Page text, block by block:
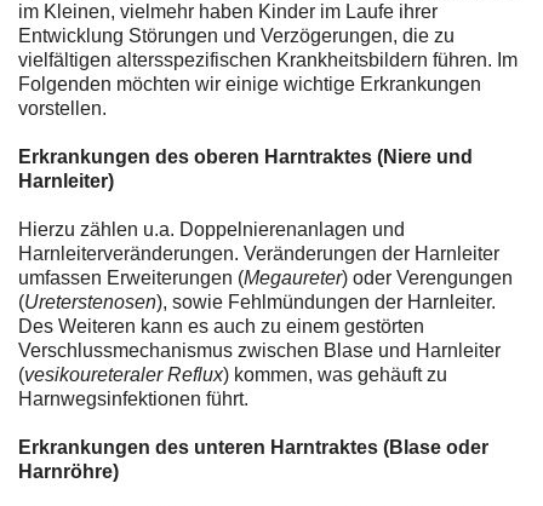
im Kleinen, vielmehr haben Kinder im Laufe ihrer
Entwicklung Störungen und Verzögerungen, die zu
vielfältigen altersspezifischen Krankheitsbildern führen. Im
Folgenden möchten wir einige wichtige Erkrankungen
vorstellen.
Erkrankungen des oberen Harntraktes (Niere und
Harnleiter)
Hierzu zählen u.a. Doppelnierenanlagen und
Harnleiterveränderungen. Veränderungen der Harnleiter
umfassen Erweiterungen (Megaureter) oder Verengungen
(Ureterstenosen), sowie Fehlmündungen der Harnleiter.
Des Weiteren kann es auch zu einem gestörten
Verschlussmechanismus zwischen Blase und Harnleiter
(vesikoureteraler Reflux) kommen, was gehäuft zu
Harnwegsinfektionen führt.
Erkrankungen des unteren Harntraktes (Blase oder
Harnröhre)